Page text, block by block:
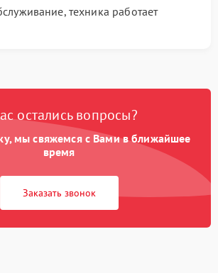
техника работает
остались вопросы?
мы свяжемся с Вами в ближайшее
время
Заказать звонок